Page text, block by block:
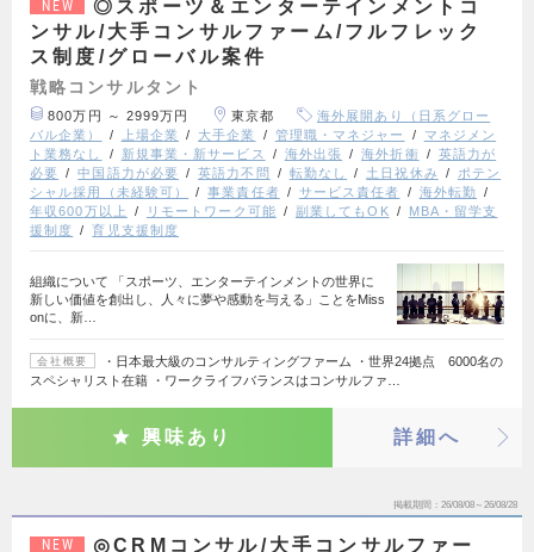
NEW
◎スポーツ＆エンターテインメントコ
ンサル/大手コンサルファーム/フルフレック
ス制度/グローバル案件
戦略コンサルタント
800万円 ～ 2999万円 東京都
海外展開あり（日系グロー
バル企業）
上場企業 大手企業 管理職・マネジャー
マネジメン
ト業務なし
新規事業・新サービス 海外出張 海外折衝
英語力が
必要
中国語力が必要 英語力不問 転勤なし 土日祝休み
ポテン
シャル採用（未経験可）
事業責任者 サービス責任者
海外転勤
年収600万以上
リモートワーク可能 副業してもOK
MBA・留学支
援制度
育児支援制度
組織について 「スポーツ、エンターテインメントの世界に
新しい価値を創出し、人々に夢や感動を与える」ことをMiss
onに、新…
会社概要
・日本最大級のコンサルティングファーム ・世界24拠点 6000名の
スペシャリスト在籍 ・ワークライフバランスはコンサルファ…
興味あり 詳細へ
掲載期間 26/08/08～26/08/28
NEW
◎CRMコンサル/大手コンサルファー